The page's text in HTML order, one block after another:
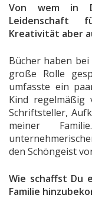
Von wem in
Leidenschaft
Kreativität aber
Bücher haben
große Rolle
umfasste ein
Kind regelmäßig
Schriftsteller,
meiner
den Schöngeist
Wie schaffst Du
Familie